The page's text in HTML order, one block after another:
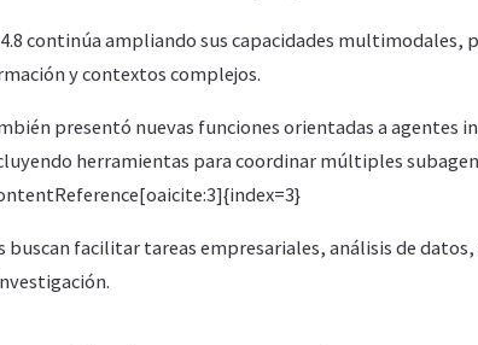
continúa ampliando sus capacidades
y contextos complejos.
presentó nuevas funciones orientadas a agentes
herramientas para coordinar múltiples
buscan facilitar tareas empresariales, análisis de